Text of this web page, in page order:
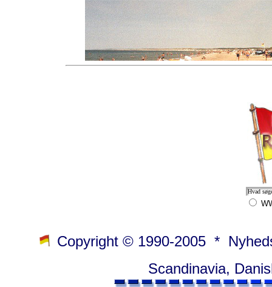
Copyright © 1990-2005 *
Scandinavia,